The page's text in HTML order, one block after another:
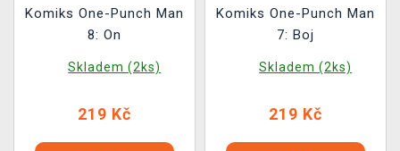
Komiks One-Punch Man
8: On
Skladem (2ks)
219 Kč
Komiks One-Punch Man
7: Boj
Skladem (2ks)
219 Kč